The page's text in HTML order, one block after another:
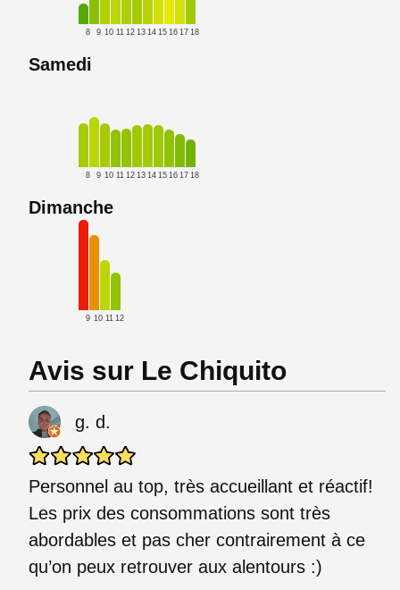
8 9 10 11 12 13 14 15 16 17 18
Samedi
8 9 10 11 12 13 14 15 16 17 18
Dimanche
9 10 11 12
Avis sur Le Chiquito
g. d.
Personnel au top, très accueillant et réactif!
Les prix des consommations sont très
abordables et pas cher contrairement à ce
qu’on peux retrouver aux alentours :)